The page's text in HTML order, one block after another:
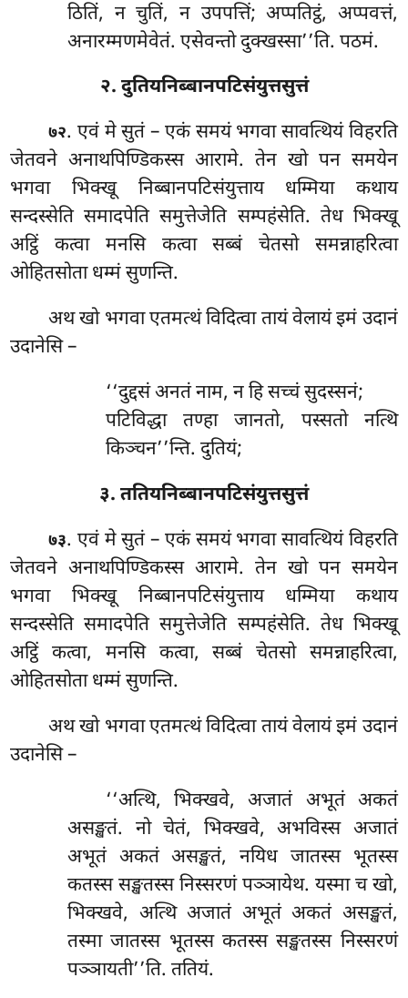
ठितिं, न चुतिं, न उपपत्तिं; अप्पतिट्ठं, अप्पवत्तं,
अनारम्मणमेवेतं. एसेवन्तो दुक्खस्सा’’ति. पठमं.
२. दुतियनिब्बानपटिसंयुत्तसुत्तं
७२. एवं मे सुतं – एकं समयं भगवा सावत्थियं विहरति
जेतवने अनाथपिण्डिकस्स आरामे. तेन खो पन समयेन
भगवा भिक्खू निब्बानपटिसंयुत्ताय धम्मिया कथाय
सन्दस्सेति समादपेति समुत्तेजेति सम्पहंसेति. तेध भिक्खू
अट्ठिं कत्वा मनसि कत्वा सब्बं चेतसो समन्नाहरित्वा
ओहितसोता धम्मं सुणन्ति.
अथ खो भगवा एतमत्थं विदित्वा तायं वेलायं इमं उदानं
उदानेसि –
‘‘दुद्दसं अनतं नाम, न हि सच्चं सुदस्सनं;
पटिविद्धा तण्हा जानतो, पस्सतो नत्थि
किञ्चन’’न्ति. दुतियं;
३. ततियनिब्बानपटिसंयुत्तसुत्तं
७३. एवं मे सुतं – एकं समयं भगवा सावत्थियं विहरति
जेतवने अनाथपिण्डिकस्स आरामे. तेन खो पन समयेन
भगवा भिक्खू निब्बानपटिसंयुत्ताय धम्मिया कथाय
सन्दस्सेति समादपेति समुत्तेजेति सम्पहंसेति. तेध भिक्खू
अट्ठिं कत्वा, मनसि कत्वा, सब्बं चेतसो समन्नाहरित्वा,
ओहितसोता धम्मं सुणन्ति.
अथ खो भगवा एतमत्थं विदित्वा तायं वेलायं इमं उदानं
उदानेसि –
‘‘अत्थि, भिक्खवे, अजातं अभूतं अकतं
असङ्खतं. नो चेतं, भिक्खवे, अभविस्स अजातं
अभूतं अकतं असङ्खतं, नयिध जातस्स भूतस्स
कतस्स सङ्खतस्स निस्सरणंपञ्ञायेथ. यस्मा च खो,
भिक्खवे, अत्थि अजातं अभूतं अकतं असङ्खतं,
तस्मा जातस्स भूतस्सकतस्स सङ्खतस्स निस्सरणं
पञ्ञायती’’ति. ततियं.